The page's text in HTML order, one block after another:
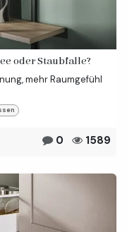
oder Staubfalle?
mehr Raumgefühl
0 1589